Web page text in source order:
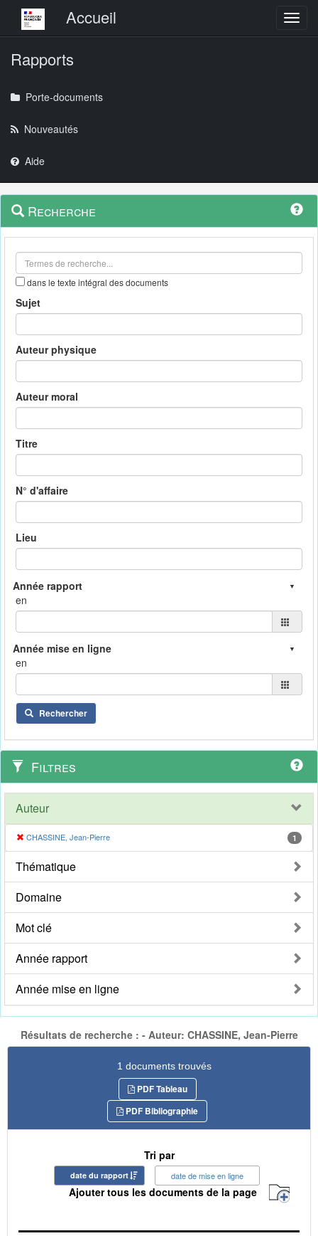
Menu principalAccueil
Rapports
Porte-documents
Nouveautés
Aide
Navigation
outils
Menu
contextuel
Recherche
dans le texte intégral des documents
Sujet
Auteur physique
Auteur moral
Titre
N° d'affaire
Lieu
en
en
Rechercher
Filtres
Auteur
CHASSINE, Jean-Pierre 1
Thématique
Domaine
Mot clé
Année rapport
Année mise en ligne
Résultats de recherche : - Auteur: CHASSINE, Jean-Pierre
1 documents trouvés
PDF Tableau
PDF Bibliographie
Tri par
date du rapport date de mise en ligne
Ajouter tous les documents de la page